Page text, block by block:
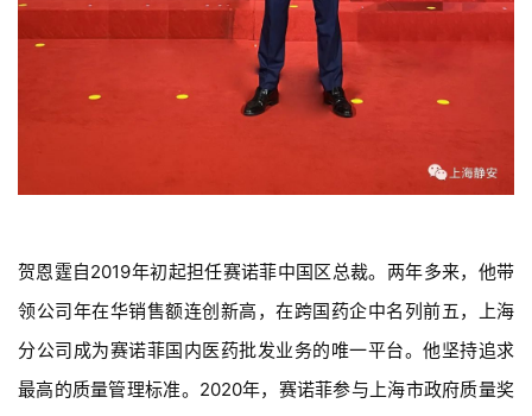
投
融
药
学
苑
l
贺恩霆自2019年初起担任赛诺菲中国区总裁。两年多来，他带
领公司年在华销售额连创新高，在跨国药企中名列前五，上海
分公司成为赛诺菲国内医药批发业务的唯一平台。他坚持追求
最高的质量管理标准。2020年，赛诺菲参与上海市政府质量奖